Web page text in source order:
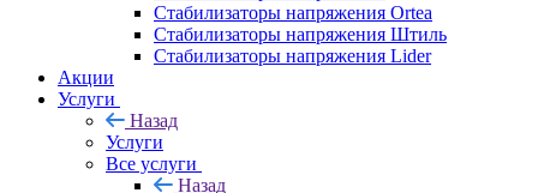
Стабилизаторы напряжения Ortea
Стабилизаторы напряжения Штиль
Стабилизаторы напряжения Lider
Акции
Услуги
Назад
Услуги
Все услуги
Назад